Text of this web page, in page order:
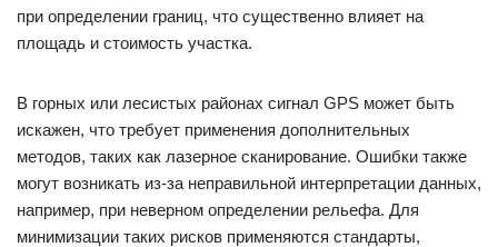
при определении границ, что существенно влияет на
площадь и стоимость участка.
В горных или лесистых районах сигнал GPS может быть
искажен, что требует применения дополнительных
методов, таких как лазерное сканирование. Ошибки также
могут возникать из-за неправильной интерпретации данных,
например, при неверном определении рельефа. Для
минимизации таких рисков применяются стандарты,